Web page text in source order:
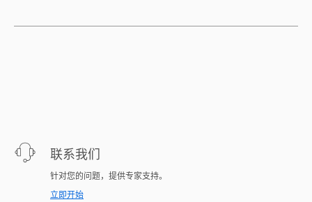
联系我们
针对您的问题，提供专家支持。
立即开始